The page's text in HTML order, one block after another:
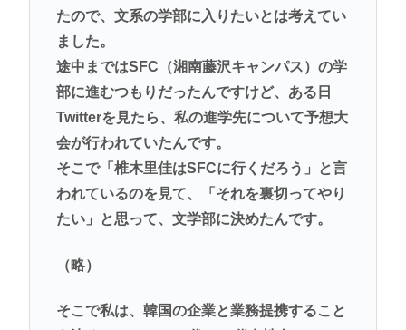
たので、文系の学部に入りたいとは考えてい
ました。
途中まではSFC（湘南藤沢キャンパス）の学
部に進むつもりだったんですけど、ある日
Twitterを見たら、私の進学先について予想大
会が行われていたんです。
そこで「椎木里佳はSFCに行くだろう」と言
われているのを見て、「それを裏切ってやり
たい」と思って、文学部に決めたんです。
（略）
そこで私は、韓国の企業と業務提携すること